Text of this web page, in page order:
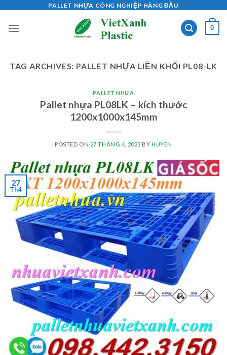
content
PALLET NHỰA CÔNG NGHIỆP HÀNG ĐẦU
0
TAG ARCHIVES: PALLET NHỰA LIỀN KHỐI PL08-LK
PALLET NHỰA
Pallet nhựa PL08LK – kích thước
1200x1000x145mm
POSTED ON 27 THÁNG 4, 2023 BY HUYEN
27
Th4